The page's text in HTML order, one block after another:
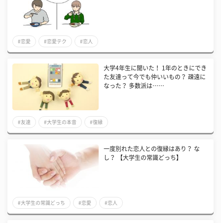
#恋愛 #恋愛テク #恋人
大学4年生に聞いた！ 1年のときにでき
た友達って今でも仲いいもの？ 疎遠に
なった？ 多数派は……
#友達 #大学生の本音 #復縁
一度別れた恋人との復縁はあり？ な
し？ 【大学生の常識どっち】
#大学生の常識どっち #恋愛 #恋人